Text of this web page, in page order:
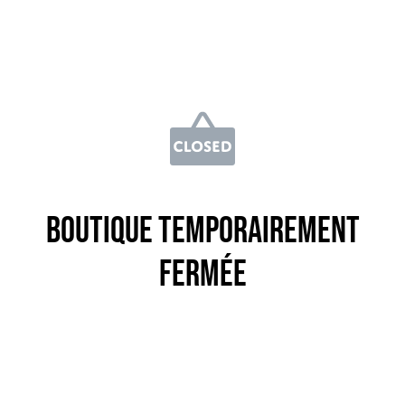
Boutique temporairement
fermée